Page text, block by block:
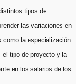
tipos de
las variaciones en
como la especialización
el tipo de proyecto y la
en los salarios de los